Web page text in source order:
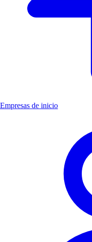
Empresas de inicio